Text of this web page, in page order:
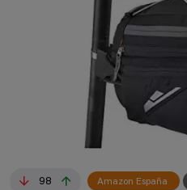
98 Amazon España